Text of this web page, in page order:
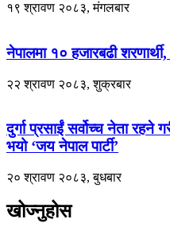
१९ श्रावण २०८३, मंगलबार
नेपालमा १० हजारबढी
२२ श्रावण २०८३, शुक्रबार
दुर्गा प्रसाईं सर्वोच्च नेता
भयो ‘जय नेपाल पार्टी’
२० श्रावण २०८३, बुधबार
खोज्नुहोस